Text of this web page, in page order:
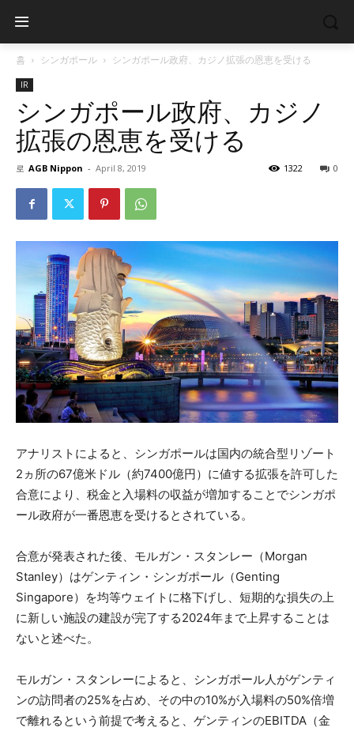
홈 シンガポール シンガポール政府、カジノ拡張の恩恵を受ける
IR
シンガポール政府、カジノ
拡張の恩恵を受ける
로 AGB Nippon - April 8, 2019 0
1322
アナリストによると、シンガポールは国内の統合型リゾート
2ヵ所の67億米ドル（約7400億円）に値する拡張を許可した
合意により、税金と入場料の収益が増加することでシンガポ
ール政府が一番恩恵を受けるとされている。
合意が発表された後、モルガン・スタンレー（Morgan
Stanley）はゲンティン・シンガポール（Genting
Singapore）を均等ウェイトに格下げし、短期的な損失の上
に新しい施設の建設が完了する2024年まで上昇することは
ないと述べた。
モルガン・スタンレーによると、シンガポール人がゲンティ
ンの訪問者の25%を占め、その中の10%が入場料の50%倍増
で離れるという前提で考えると、ゲンティンのEBITDA（金